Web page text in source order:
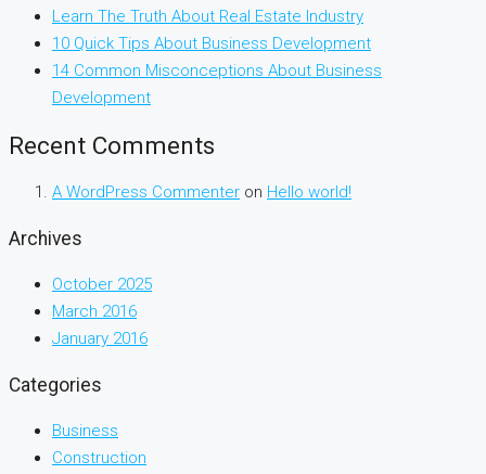
Learn The Truth About Real Estate Industry
10 Quick Tips About Business Development
14 Common Misconceptions About Business
Development
Recent Comments
A WordPress Commenter on Hello world!
Archives
October 2025
March 2016
January 2016
Categories
Business
Construction